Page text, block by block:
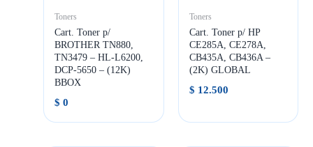
Toners
Cart. Toner p/
BROTHER TN880,
TN3479 – HL-L6200,
DCP-5650 – (12K)
BBOX
$ 0
Toners
Cart. Toner p/ HP
CE285A, CE278A,
CB435A, CB436A –
(2K) GLOBAL
$ 12.500